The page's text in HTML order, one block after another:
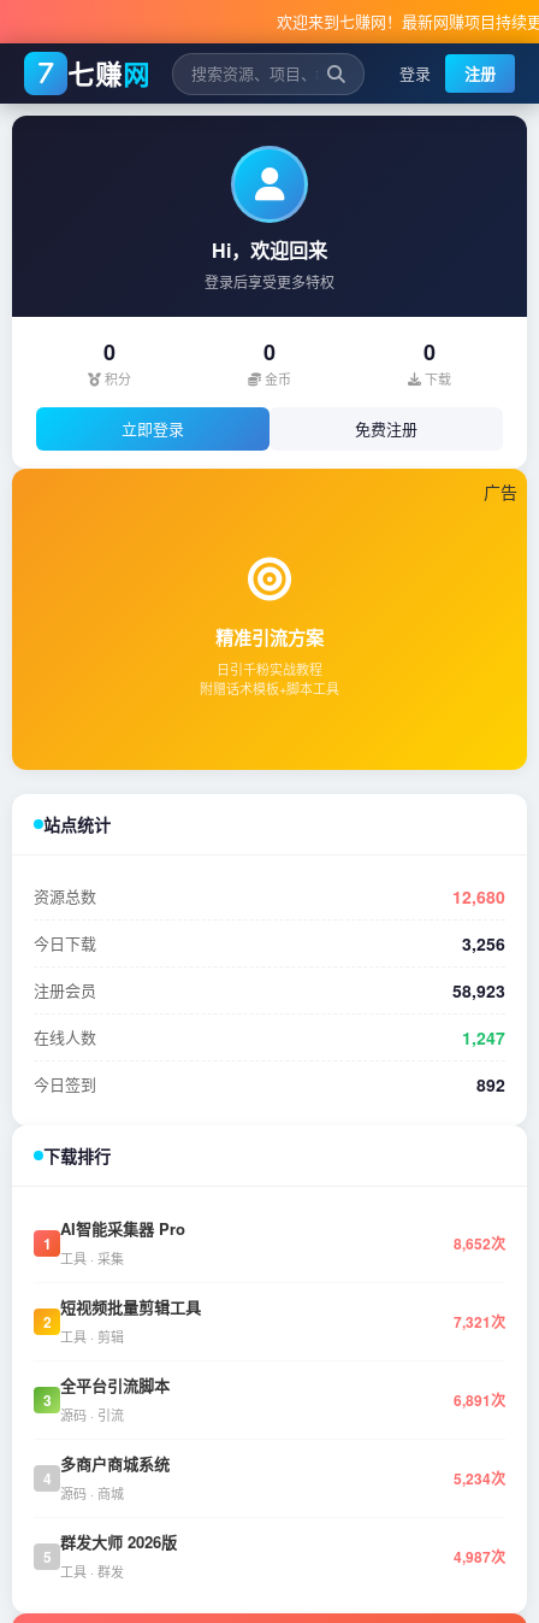
欢迎来到七赚网！最新网赚项目持续更新
七赚网 登录 注册
Hi，欢迎回来
登录后享受更多特权
0
积分
0
金币
0
下载
立即登录 免费注册
广告
精准引流方案
日引千粉实战教程
附赠话术模板+脚本工具
站点统计
资源总数 12,680
今日下载 3,256
注册会员 58,923
在线人数 1,247
今日签到 892
下载排行
1
AI智能采集器 Pro
工具 · 采集
8,652次
2
短视频批量剪辑工具
工具 · 剪辑
7,321次
3
全平台引流脚本
源码 · 引流
6,891次
4
多商户商城系统
源码 · 商城
5,234次
5
群发大师 2026版
工具 · 群发
4,987次